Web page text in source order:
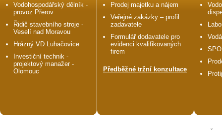
Vodohospodářský dělník -
provoz Přerov
Řidič stavebního stroje -
Veselí nad Moravou
Hrázný VD Luhačovice
Investiční technik -
projektový manažer -
Olomouc
Prodej majetku a nájem
Veřejné zakázky – profil
zadavatele
Formulář dodavatele pro
evidenci kvalifikovaných
firem
Předběžné tržní konzultace